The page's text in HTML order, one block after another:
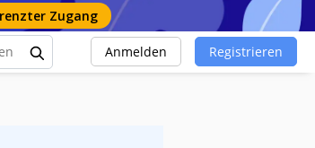
Zugang
Anmelden Registrieren